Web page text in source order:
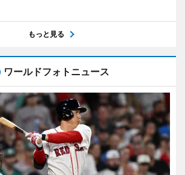
もっと見る
ワールドフォトニュース